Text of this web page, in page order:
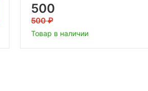
500
500
Товар в наличии